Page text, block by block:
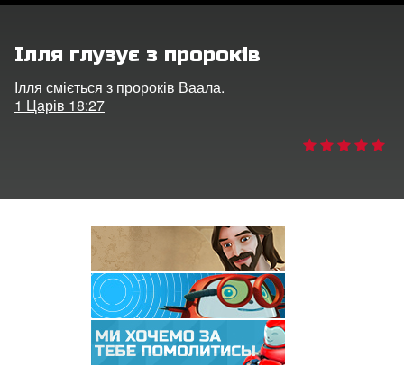
Ілля глузує з пророків
Ілля сміється з пророків Ваала.
1 Царів 18:27